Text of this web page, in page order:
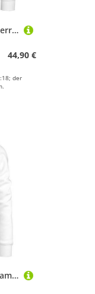
Neverless Hoodie Hoodie Herren Tiger Aufdruck Japan Schriftzeichen Nagasaki Mount Schriftzug Kapuzen-Pullover Männer Neverless®
44,90 €
der
Neverless Hoodie Hoodie Damen Anker Malibu Anchor Kapuzen-Pullover Neverless®